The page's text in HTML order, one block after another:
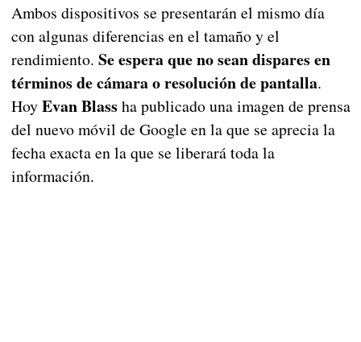
Ambos dispositivos se presentarán el mismo día
con algunas diferencias en el tamaño y el
rendimiento. Se espera que no sean dispares en
términos de cámara o resolución de pantalla.
HoyEvan Blass ha publicado una imagen de prensa
del nuevo móvil de Google en la que se aprecia la
fecha exacta en la que se liberará toda la
información.